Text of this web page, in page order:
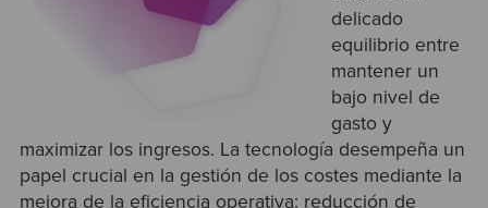
delicado
equilibrio entre
mantener un
bajo nivel de
gasto y
maximizar los ingresos. La tecnología desempeña un
papel crucial en la gestión de los costes mediante la
mejora de la eficiencia operativa: reducción de